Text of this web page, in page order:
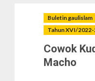
Buletin gaulislam
Tahun XVI/
Cowok
Macho